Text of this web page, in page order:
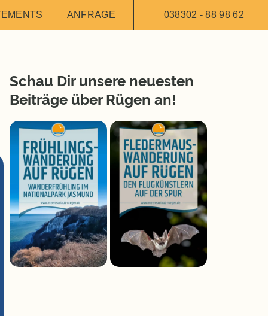
ANFRAGE 038302 - 88 98 62
Schau Dir unsere neuesten
Beiträge über Rügen an!